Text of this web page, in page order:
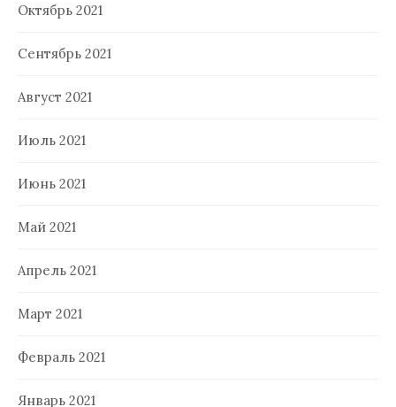
Октябрь 2021
Сентябрь 2021
Август 2021
Июль 2021
Июнь 2021
Май 2021
Апрель 2021
Март 2021
Февраль 2021
Январь 2021